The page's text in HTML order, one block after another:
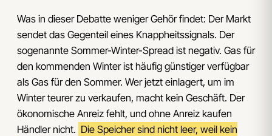
Was in dieser Debatte weniger Gehör findet: Der Markt
sendet das Gegenteil eines Knappheitssignals. Der
sogenannte Sommer-Winter-Spread ist negativ. Gas für
den kommenden Winter ist häufig günstiger verfügbar
als Gas für den Sommer. Wer jetzt einlagert, um im
Winter teurer zu verkaufen, macht kein Geschäft. Der
ökonomische Anreiz fehlt, und ohne Anreiz kaufen
Händler nicht. Die Speicher sind nicht leer, weil kein